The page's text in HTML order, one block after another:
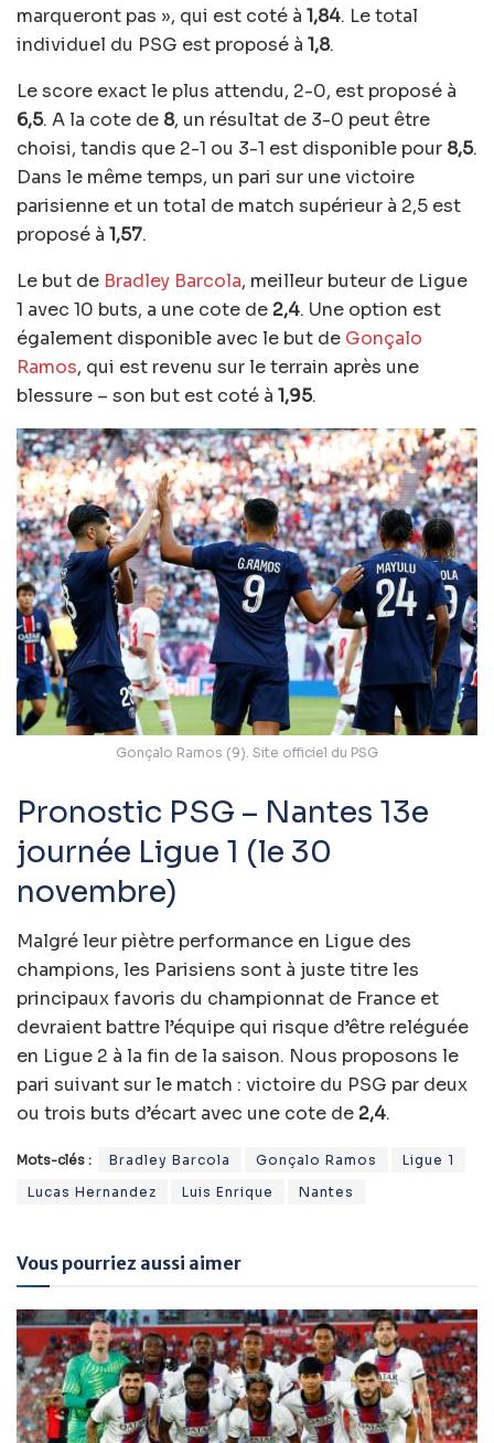
marqueront pas », qui est coté à 1,84. Le total
individuel du PSG est proposé à 1,8.
Le score exact le plus attendu, 2-0, est proposé à
6,5. A la cote de 8, un résultat de 3-0 peut être
choisi, tandis que 2-1 ou 3-1 est disponible pour 8,5.
Dans le même temps, un pari sur une victoire
parisienne et un total de match supérieur à 2,5 est
proposé à 1,57.
Le but de Bradley Barcola, meilleur buteur de Ligue
1 avec 10 buts, a une cote de 2,4. Une option est
également disponible avec le but de Gonçalo
Ramos, qui est revenu sur le terrain après une
blessure – son but est coté à 1,95.
Gonçalo Ramos (9). Site officiel du PSG
Pronostic PSG – Nantes 13e
journée Ligue 1 (le 30
novembre)
Malgré leur piètre performance en Ligue des
champions, les Parisiens sont à juste titre les
principaux favoris du championnat de France et
devraient battre l’équipe qui risque d’être reléguée
en Ligue 2 à la fin de la saison. Nous proposons le
pari suivant sur le match : victoire du PSG par deux
ou trois buts d’écart avec une cote de 2,4.
Mots-clés : Bradley Barcola Gonçalo Ramos
Ligue 1
Lucas Hernandez
Luis Enrique Nantes
Vous pourriez aussi aimer